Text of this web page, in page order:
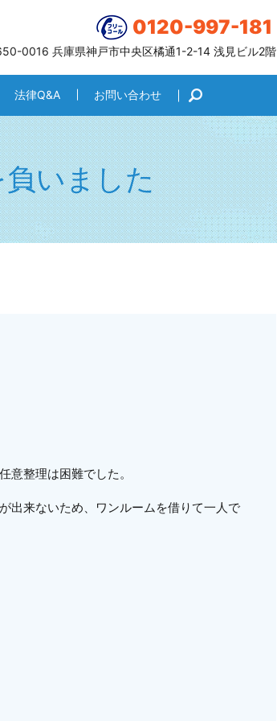
0120-997-181
0016 兵庫県神戸市中央区橘通1-2-14 浅見ビル2階
法律Q&A お問い合わせ search
いました
整理は困難でした。
出来ないため、ワンルームを借りて一人で